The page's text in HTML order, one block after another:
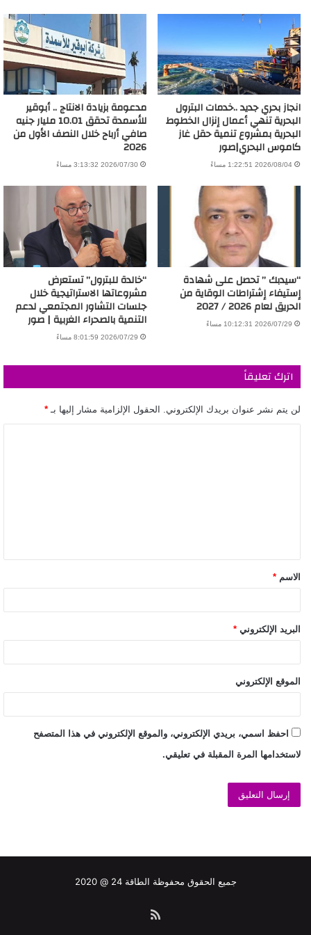
انجاز بحري جديد ..خدمات البترول
البحرية تنهي أعمال إنزال الخطوط
البحرية بمشروع تنمية حقل غاز
كاموس البحري|صور
2026/08/04 1:22:51 مساءً
مدعومة بزيادة الانتاج .. أبوقير
للأسمدة تحقق 10.01 مليار جنيه
صافي أرباح خلال النصف الأول من
2026
2026/07/30 3:13:32 مساءً
“سيدبك ” تحصل على شهادة
إستيفاء إشتراطات الوقاية من
الحريق لعام 2026 / 2027
2026/07/29 10:12:31 مساءً
“خالدة للبترول” تستعرض
مشروعاتها الاستراتيجية خلال
جلسات التشاور المجتمعي لدعم
التنمية بالصحراء الغربية | صور
2026/07/29 8:01:59 مساءً
اترك تعليقاً
لن يتم نشر عنوان بريدك الإلكتروني. الحقول الإلزامية مشار إليها بـ *
الاسم *
البريد الإلكتروني *
الموقع الإلكتروني
احفظ اسمي، بريدي الإلكتروني، والموقع الإلكتروني في هذا المتصفح
لاستخدامها المرة المقبلة في تعليقي.
جميع الحقوق محفوظة الطاقة 24 @ 2020
ملخص